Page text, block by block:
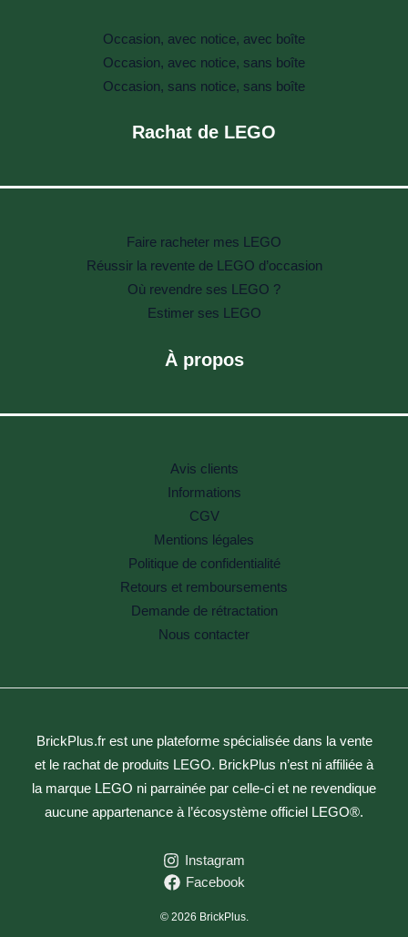
Occasion, avec notice, avec boîte
Occasion, avec notice, sans boîte
Occasion, sans notice, sans boîte
Rachat de LEGO
Faire racheter mes LEGO
Réussir la revente de LEGO d’occasion
Où revendre ses LEGO ?
Estimer ses LEGO
À propos
Avis clients
Informations
CGV
Mentions légales
Politique de confidentialité
Retours et remboursements
Demande de rétractation
Nous contacter
BrickPlus.fr est une plateforme spécialisée dans la vente
et le rachat de produits LEGO. BrickPlus n’est ni affiliée à
la marque LEGO ni parrainée par celle-ci et ne revendique
aucune appartenance à l’écosystème officiel LEGO®.
Instagram
Facebook
© 2026 BrickPlus.